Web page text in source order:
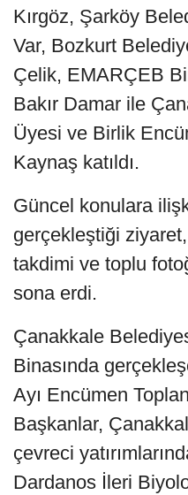
Kırgöz, Şarköy
Var, Bozkurt
Çelik, EMARÇEB
Bakır Damar ile
Üyesi ve Birlik
Kaynaş katıldı.
Güncel konulara
gerçekleştiği ziyaret,
takdimi ve toplu
sona erdi.
Çanakkale
Binasında
Ayı Encümen
Başkanlar,
çevreci
Dardanos İleri